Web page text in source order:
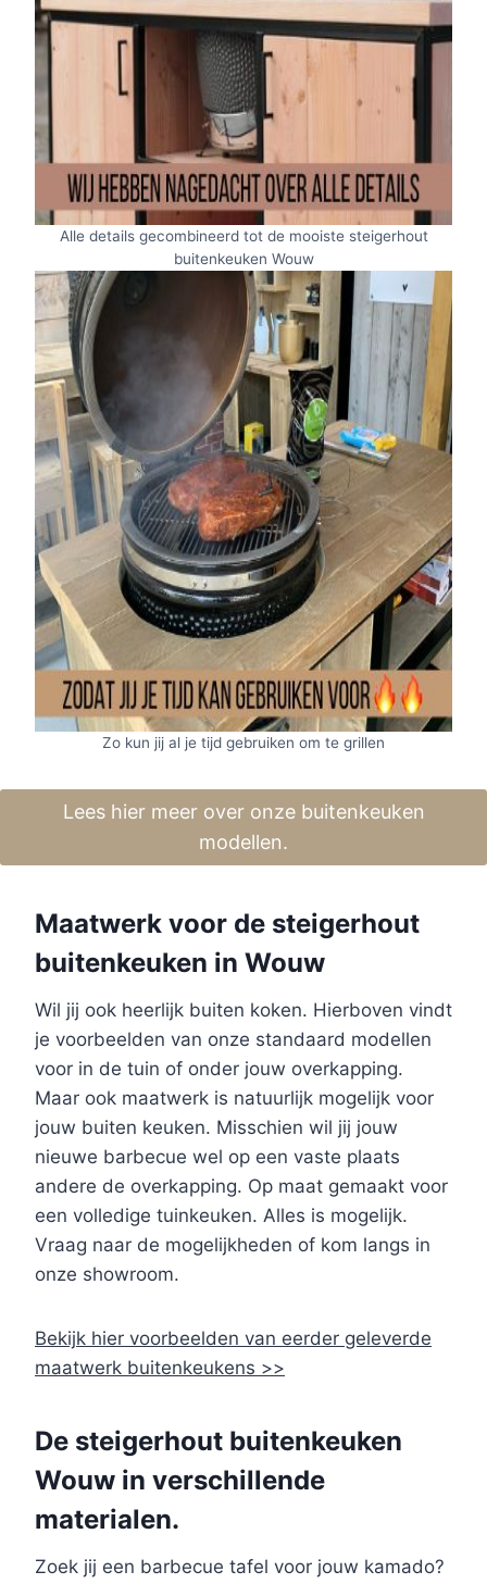
Alle details gecombineerd tot de mooiste steigerhout
buitenkeuken Wouw
Zo kun jij al je tijd gebruiken om te grillen
Lees hier meer over onze buitenkeuken
modellen.
Maatwerk voor de steigerhout
buitenkeuken in Wouw
Wil jij ook heerlijk buiten koken. Hierboven vindt
je voorbeelden van onze standaard modellen
voor in de tuin of onder jouw overkapping.
Maar ook maatwerk is natuurlijk mogelijk voor
jouw buiten keuken. Misschien wil jij jouw
nieuwe barbecue wel op een vaste plaats
andere de overkapping. Op maat gemaakt voor
een volledige tuinkeuken. Alles is mogelijk.
Vraag naar de mogelijkheden of kom langs in
onze showroom.
Bekijk hier voorbeelden van eerder geleverde
maatwerk buitenkeukens >>
De steigerhout buitenkeuken
Wouw in verschillende
materialen.
Zoek jij een barbecue tafel voor jouw kamado?